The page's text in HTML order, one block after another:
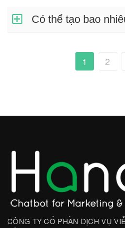
Có thể tạo bao
1 2
CÔNG TY CỔ PHẦN DỊCH VỤ